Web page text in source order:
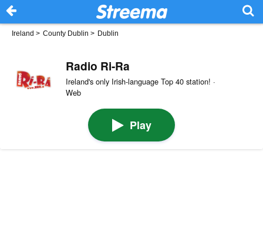
Ireland > County Dublin > Dublin
Radio Ri-Ra
Ireland's only Irish-language Top 40 station! ·
Web
Play